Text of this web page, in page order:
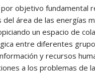
objetivo fundamental
área de las energías
un espacio de
entre diferentes
y recursos
a los problemas de